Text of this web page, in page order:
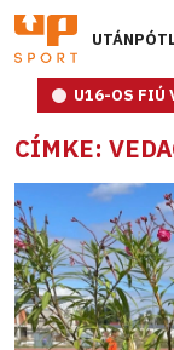
U16-OS FIÚ
CÍMKE: